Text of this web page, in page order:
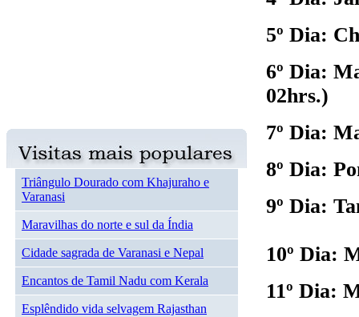
Triângulo Dourado com Khajuraho e
Varanasi
Maravilhas do norte e sul da Índia
Cidade sagrada de Varanasi e Nepal
Encantos de Tamil Nadu com Kerala
Esplêndido vida selvagem Rajasthan
5º Dia:
6º Dia:
02hrs.)
7º Dia:
8º Dia:
9º Dia:
10º Dia:
11º Dia: